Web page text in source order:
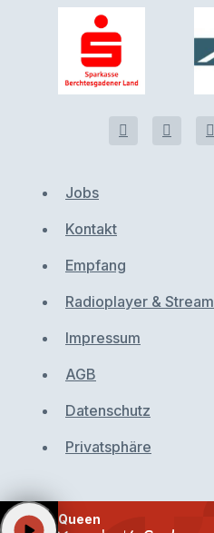
Jobs
Kontakt
Empfang
Radioplayer & Stream
Impressum
AGB
Datenschutz
Privatsphäre
Queen